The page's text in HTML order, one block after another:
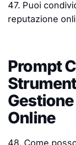
47. Puoi
reputazione
Prompt
Online